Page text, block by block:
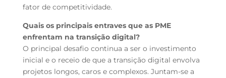
fator de competitividade.
Quais os principais entraves que as PME
enfrentam na transição digital?
O principal desafio continua a ser o investimento
inicial e o receio de que a transição digital envolva
projetos longos, caros e complexos. Juntam-se a